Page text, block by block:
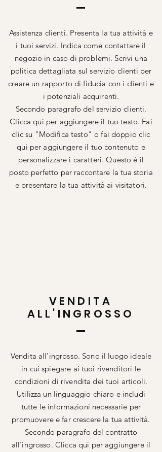
Assistenza clienti. Presenta la tua attività e
i tuoi servizi. Indica come contattare il
negozio in caso di problemi. Scrivi una
politica dettagliata sul servizio clienti per
creare un rapporto di fiducia con i clienti e
i potenziali acquirenti.
Secondo paragrafo del servizio clienti.
Clicca qui per aggiungere il tuo testo. Fai
clic su "Modifica testo" o fai doppio clic
qui per aggiungere il tuo contenuto e
personalizzare i caratteri. Questo è il
posto perfetto per raccontare la tua storia
e presentare la tua attività ai visitatori.
VENDITA
ALL'INGROSSO
Vendita all'ingrosso. Sono il luogo ideale
in cui spiegare ai tuoi rivenditori le
condizioni di rivendita dei tuoi articoli.
Utilizza un linguaggio chiaro e includi
tutte le informazioni necessarie per
promuovere e far crescere la tua attività.
Secondo paragrafo del contratto
all'ingrosso. Clicca qui per aggiungere il